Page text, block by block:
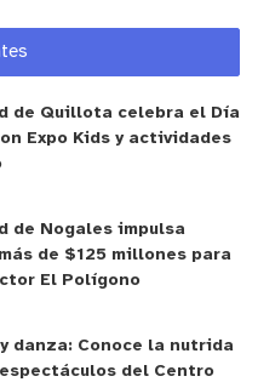
de fácil acceso ya
la cosecha. Se busca
densa, que lo que
que sea con una
peatonal, es decir,
de 2,4 metros y
de Quillota celebra el Día
Expo Kids y actividades
de Nogales impulsa
de $125 millones para
El Polígono
danza: Conoce la nutrida
del Centro